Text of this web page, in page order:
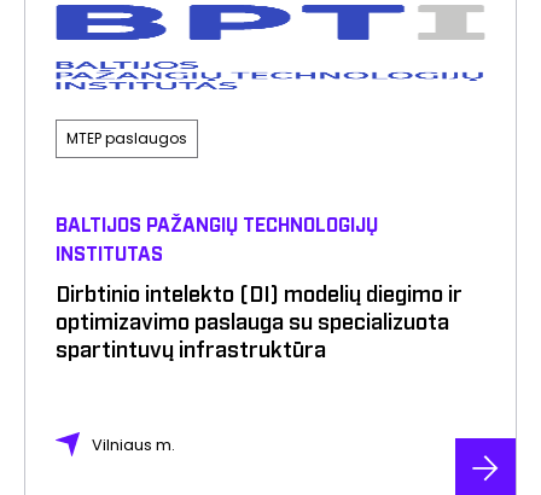
MTEP paslaugos
BALTIJOS PAŽANGIŲ TECHNOLOGIJŲ
INSTITUTAS
Dirbtinio intelekto (DI) modelių diegimo ir
optimizavimo paslauga su specializuota
spartintuvų infrastruktūra
Vilniaus m.